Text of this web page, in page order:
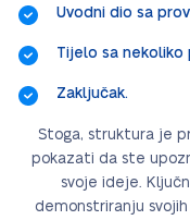
Uvodni dio sa
Tijelo sa nekoliko
Zaključak.
Stoga, struktura je
pokazati da ste
svoje ideje.
demonstriranju